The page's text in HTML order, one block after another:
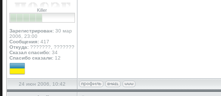
Killer
Зарегистрирован: 30 мар
2006, 23:00
Сообщения: 417
Откуда: ???????, ???????
Сказал спасибо: 34
Спасибо сказали: 12
24 июн 2006, 10:42